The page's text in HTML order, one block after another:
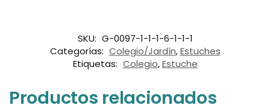
SKU: G-0097-1-1-1-6-1-1-1
Categorías: Colegio/Jardín,Estuches
Etiquetas: Colegio,Estuche
Productos relacionados